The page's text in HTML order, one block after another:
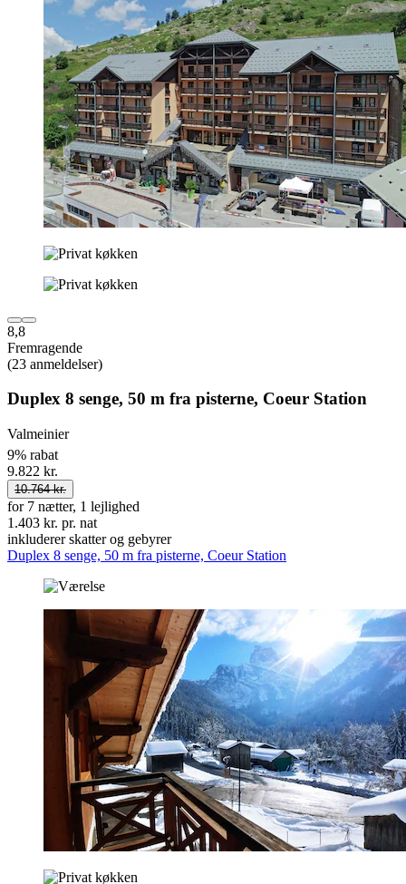
8,8
Fremragende
(23 anmeldelser)
Duplex 8 senge, 50 m fra pisterne, Coeur Station
Valmeinier
9% rabat
9.822 kr.
10.764 kr.
for 7 nætter, 1 lejlighed
1.403 kr. pr. nat
inkluderer skatter og gebyrer
Duplex 8 senge, 50 m fra pisterne, Coeur Station